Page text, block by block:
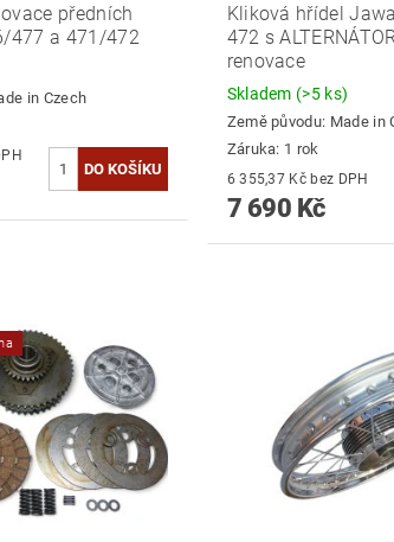
předních
477 a 471/472
in Czech
DPH
Kliková hřídel
472 s
renovace
Skladem (>5 ks)
Země původu: Made in
Záruka: 1 rok
6 355,37 Kč bez DPH
7 690 Kč